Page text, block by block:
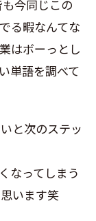
今同じこの
る暇なんてな
はボーっとし
単語を調べて
と次のステッ
なってしまう
います笑